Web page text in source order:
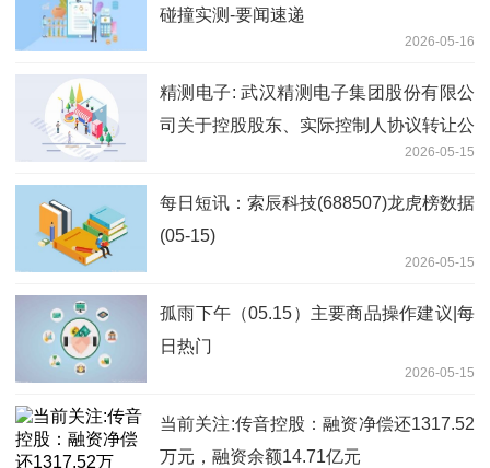
碰撞实测-要闻速递
2026-05-16
精测电子: 武汉精测电子集团股份有限公
司关于控股股东、实际控制人协议转让公
司部分股份进展暨签署补充协议的公告|
动态
2026-05-15
每日短讯：索辰科技(688507)龙虎榜数据
(05-15)
2026-05-15
孤雨下午（05.15）主要商品操作建议|每
日热门
2026-05-15
当前关注:传音控股：融资净偿还1317.52
万元，融资余额14.71亿元